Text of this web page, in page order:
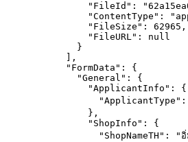
"FileId" : "
"ContentType" : "
"FileSize" : 62965 ,
"FileURL" : null
}
],
"FormData" : {
"General" : {
"ApplicantInfo" : {
"ApplicantType" :
},
"ShopInfo" : {
"ShopNameTH" : "